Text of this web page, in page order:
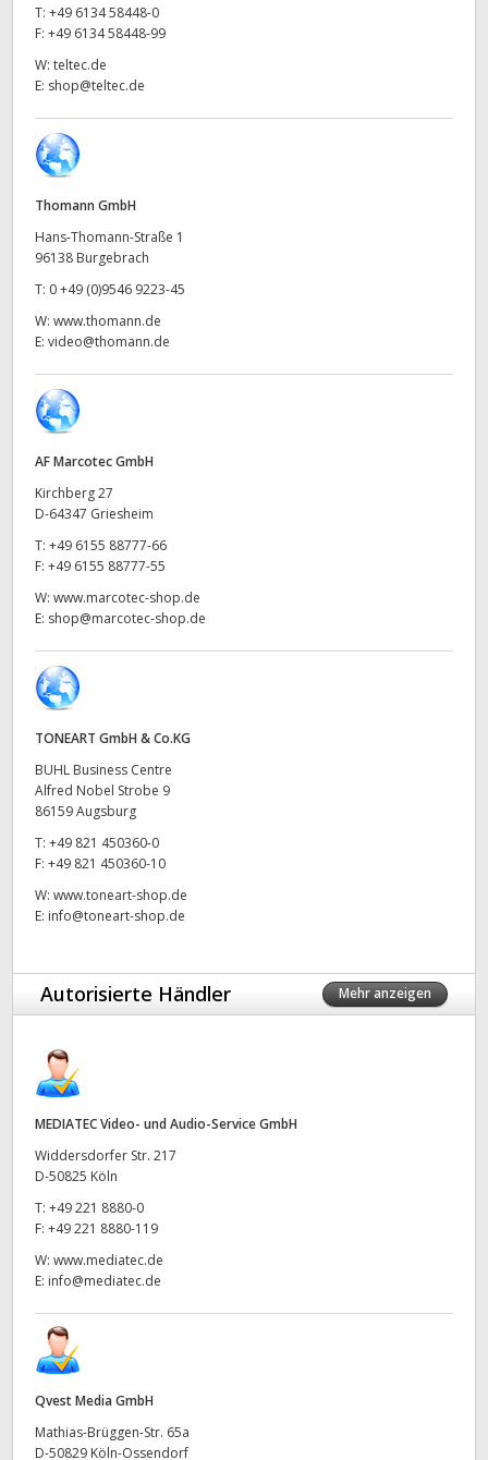
New Zealand
Norway
Singapore
Spain
Sweden
Turkey
UAE
Ukraine
United Kingdom
United States
T: +49 6134 58448-0
F: +49 6134 58448-99
W: teltec.de
E: shop@teltec.de
Thomann GmbH
Hans-Thomann-Straße 1
96138 Burgebrach
T: 0 +49 (0)9546 9223-45
W: www.thomann.de
E: video@thomann.de
AF Marcotec GmbH
Kirchberg 27
D-64347 Griesheim
T: +49 6155 88777-66
F: +49 6155 88777-55
W: www.marcotec-shop.de
E: shop@marcotec-shop.de
TONEART GmbH & Co.KG
BUHL Business Centre
Alfred Nobel Strobe 9
86159 Augsburg
T: +49 821 450360-0
F: +49 821 450360-10
W: www.toneart-shop.de
E: info@toneart-shop.de
Autorisierte Händler Mehr anzeigen
MEDIATEC Video- und Audio-Service GmbH
Widdersdorfer Str. 217
D-50825 Köln
T: +49 221 8880-0
F: +49 221 8880-119
W: www.mediatec.de
E: info@mediatec.de
Qvest Media GmbH
Mathias-Brüggen-Str. 65a
D-50829 Köln-Ossendorf